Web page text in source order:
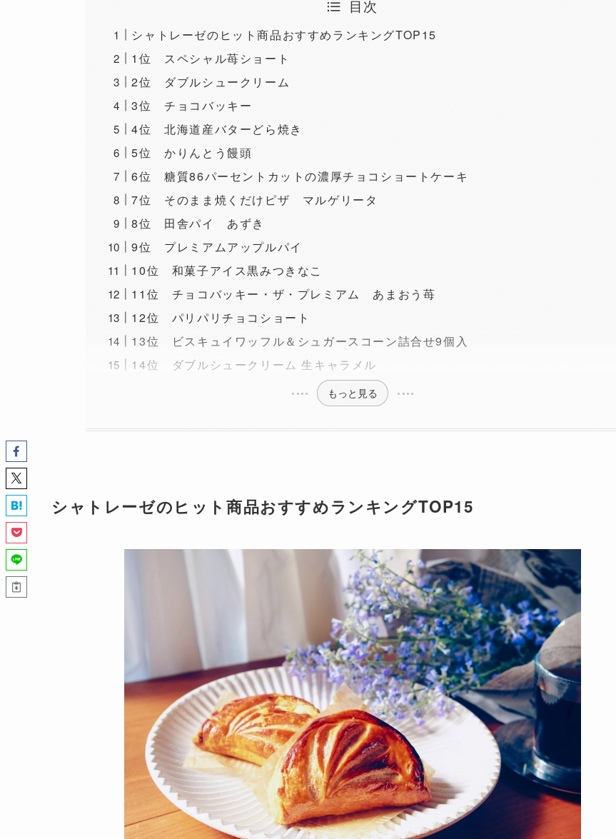
目次
シャトレーゼのヒット商品おすすめランキングTOP15
1位 スペシャル苺ショート
2位 ダブルシュークリーム
3位 チョコバッキー
4位 北海道産バターどら焼き
5位 かりんとう饅頭
6位 糖質86パーセントカットの濃厚チョコショートケーキ
7位 そのまま焼くだけピザ マルゲリータ
8位 田舎パイ あずき
9位 プレミアムアップルパイ
10位 和菓子アイス黒みつきなこ
11位 チョコバッキー・ザ・プレミアム あまおう苺
12位 パリパリチョコショート
13位 ビスキュイワッフル＆シュガースコーン詰合せ9個入
14位 ダブルシュークリーム 生キャラメル
もっと見る
シャトレーゼのヒット商品おすすめランキングTOP15